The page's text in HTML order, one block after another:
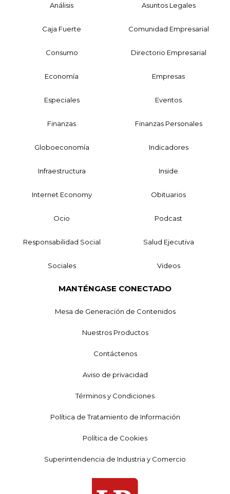
Análisis Asuntos Legales
Caja Fuerte Comunidad Empresarial
Consumo Directorio Empresarial
Economía Empresas
Especiales Eventos
Finanzas Finanzas Personales
Globoeconomía Indicadores
Infraestructura Inside
Internet Economy Obituarios
Ocio Podcast
Responsabilidad Social Salud Ejecutiva
Sociales Videos
MANTÉNGASE CONECTADO
Mesa de Generación de Contenidos
Nuestros Productos
Contáctenos
Aviso de privacidad
Términos y Condiciones
Política de Tratamiento de Información
Política de Cookies
Superintendencia de Industria y Comercio